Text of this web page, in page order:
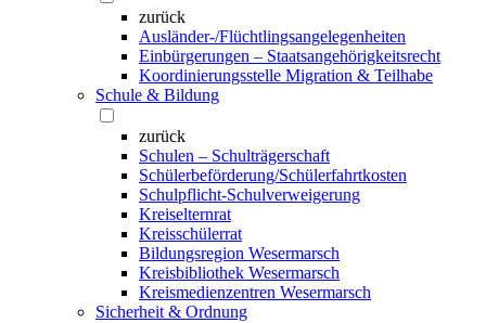
zurück
Ausländer-/Flüchtlingsangelegenheiten
Einbürgerungen – Staatsangehörigkeitsrecht
Koordinierungsstelle Migration & Teilhabe
Schule & Bildung
zurück
Schulen – Schulträgerschaft
Schülerbeförderung/Schülerfahrtkosten
Schulpflicht-Schulverweigerung
Kreiselternrat
Kreisschülerrat
Bildungsregion Wesermarsch
Kreisbibliothek Wesermarsch
Kreismedienzentren Wesermarsch
Sicherheit & Ordnung